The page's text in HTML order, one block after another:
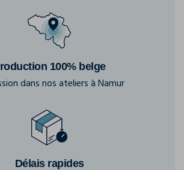
100% belge
dans nos ateliers à Namur
Délais rapides